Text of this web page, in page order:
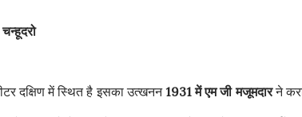
चन्हूदरो
दक्षिण में स्थित है इसका उत्खनन1931 में एम जी मजूमदारने